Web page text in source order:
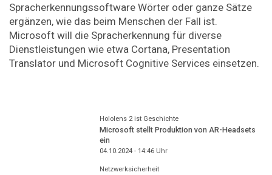
Spracherkennungssoftware Wörter oder ganze Sätze
ergänzen, wie das beim Menschen der Fall ist.
Microsoft will die Spracherkennung für diverse
Dienstleistungen wie etwa Cortana, Presentation
Translator und Microsoft Cognitive Services einsetzen.
Hololens 2 ist Geschichte
Microsoft stellt Produktion von AR-Headsets
ein
04.10.2024 - 14:46Uhr
Netzwerksicherheit